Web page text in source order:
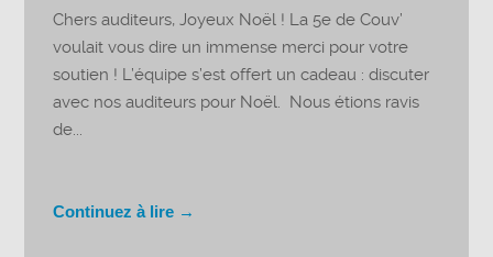
Chers auditeurs, Joyeux Noël ! La 5e de Couv’
voulait vous dire un immense merci pour votre
soutien ! L’équipe s’est offert un cadeau : discuter
avec nos auditeurs pour Noël. Nous étions ravis
de...
Continuez à lire →